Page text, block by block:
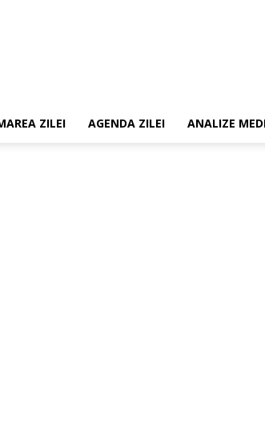
ZILEI AGENDA ZILEI ANALIZE